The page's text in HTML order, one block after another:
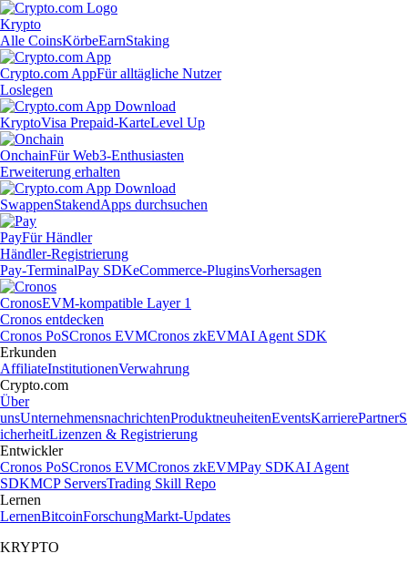
Krypto
Alle CoinsKörbeEarnStaking
Crypto.com AppFür alltägliche Nutzer
Loslegen
KryptoVisa Prepaid-KarteLevel Up
OnchainFür Web3-Enthusiasten
Erweiterung erhalten
SwappenStakendApps durchsuchen
PayFür Händler
Händler-Registrierung
Pay-TerminalPay SDKeCommerce-PluginsVorhersagen
CronosEVM-kompatible Layer 1
Cronos entdecken
Cronos PoSCronos EVMCronos zkEVMAI Agent SDK
Erkunden
AffiliateInstitutionenVerwahrung
Crypto.com
Über
unsUnternehmensnachrichtenProduktneuheitenEventsKarrierePartnerS
icherheitLizenzen & Registrierung
Entwickler
Cronos PoSCronos EVMCronos zkEVMPay SDKAI Agent
SDKMCP ServersTrading Skill Repo
Lernen
LernenBitcoinForschungMarkt-Updates
KRYPTO